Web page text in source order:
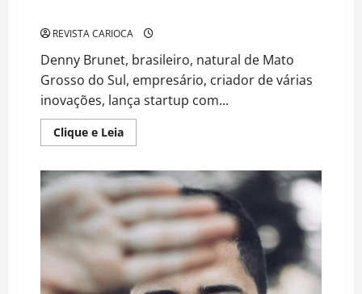
REVISTA CARIOCA
Denny Brunet, brasileiro, natural de Mato
Grosso do Sul, empresário, criador de várias
inovações, lança startup com...
Clique e LeiaRead
more
SISTEMA
DE
DELIVERY
MAIS
RÁPIDO
DO
MUNDO
É
BRASILEIRO